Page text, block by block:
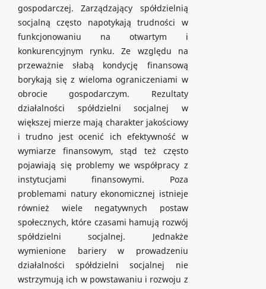
gospodarczej. Zarządzający spółdzielnią
socjalną często napotykają trudności w
funkcjonowaniu na otwartym i
konkurencyjnym rynku. Ze względu na
przeważnie słabą kondycję finansową
borykają się z wieloma ograniczeniami w
obrocie gospodarczym. Rezultaty
działalności spółdzielni socjalnej w
większej mierze mają charakter jakościowy
i trudno jest ocenić ich efektywność w
wymiarze finansowym, stąd też często
pojawiają się problemy we współpracy z
instytucjami finansowymi. Poza
problemami natury ekonomicznej istnieje
również wiele negatywnych postaw
społecznych, które czasami hamują rozwój
spółdzielni socjalnej. Jednakże
wymienione bariery w prowadzeniu
działalności spółdzielni socjalnej nie
wstrzymują ich w powstawaniu i rozwoju z